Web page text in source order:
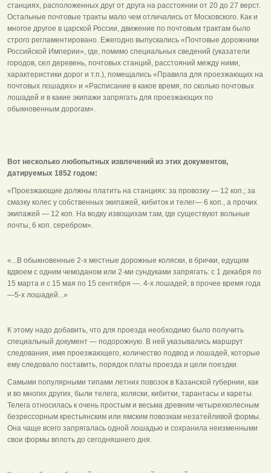
станциях, расположенных друг от друга на расстоянии от 20 до 27 верст.
Остальные почтовые тракты мало чем отличались от Московского. Как и
многое другое в царской России, движение по почтовым трактам было
строго регламентировано. Ежегодно выпускались «Почтовые дорожники
Российской Империи», где, помимо специальных сведений (указатели
городов, сел деревень, почтовых станций, расстояний между ними,
характеристики дорог и т.п.), помещались «Правила для проезжающих на
почтовых лошадях» и «Расписание в какое время, по сколько почтовых
лошадей и в какие экипажи запрягать для проезжающих по
обыкновенным дорогам».
Вот несколько любопытных извлечений из этих документов,
датируемых 1852 годом:
«Проезжающие должны платить на станциях: за провозку — 12 коп.; за
смазку колес у собственных экипажей, кибиток и телег— 6 коп., а прочих
экипажей — 12 коп. На водку извощихам там, где существуют вольные
почты, 6 коп. серебром».
«...В обыкновенные 2-х местные дорожные коляски, в брички, едущим
вдвоем с одним чемоданом или 2-ми сундуками запрягать: с 1 декабря по
15 марта и с 15 мая по 15 сентября —. 4-х лошадей; в прочее время года
—5-х лошадей...»
К этому надо добавить, что для проезда необходимо было получить
специальный документ — подорожную. В ней указывались маршрут
следования, имя проезжающего, количество подвод и лошадей, которые
ему следовало поставить, порядок платы проезда и цели поездки.
Самыми популярными типами летних повозок в Казанской губернии, как
и во многих других, были телега, коляски, кибитки, тарантасы и кареты.
Телега относилась к очень простым и весьма древним четырехколесным
безрессорным крестьянским или ямским повозкам незатейливой формы.
Она чаще всего запрягалась одной лошадью и сохранила неизменными
свои формы вплоть до сегодняшнего дня.